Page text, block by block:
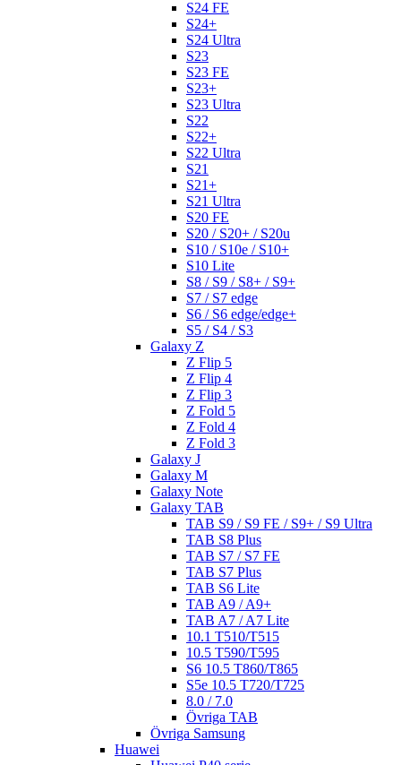
S24 FE
S24+
S24 Ultra
S23
S23 FE
S23+
S23 Ultra
S22
S22+
S22 Ultra
S21
S21+
S21 Ultra
S20 FE
S20 / S20+ / S20u
S10 / S10e / S10+
S10 Lite
S8 / S9 / S8+ / S9+
S7 / S7 edge
S6 / S6 edge/edge+
S5 / S4 / S3
Galaxy Z
Z Flip 5
Z Flip 4
Z Flip 3
Z Fold 5
Z Fold 4
Z Fold 3
Galaxy J
Galaxy M
Galaxy Note
Galaxy TAB
TAB S9 / S9 FE / S9+ / S9 Ultra
TAB S8 Plus
TAB S7 / S7 FE
TAB S7 Plus
TAB S6 Lite
TAB A9 / A9+
TAB A7 / A7 Lite
10.1 T510/T515
10.5 T590/T595
S6 10.5 T860/T865
S5e 10.5 T720/T725
8.0 / 7.0
Övriga TAB
Övriga Samsung
Huawei